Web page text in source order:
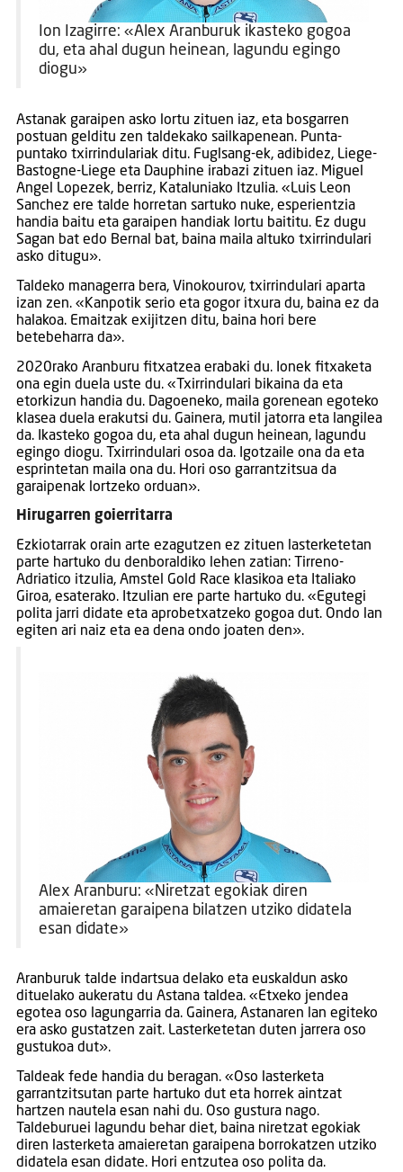
Ion Izagirre: «Alex Aranburuk ikasteko gogoa
du, eta ahal dugun heinean, lagundu egingo
diogu»
Astanak garaipen asko lortu zituen iaz, eta bosgarren
postuan gelditu zen taldekako sailkapenean. Punta-
puntako txirrindulariak ditu. Fuglsang-ek, adibidez, Liege-
Bastogne-Liege eta Dauphine irabazi zituen iaz. Miguel
Angel Lopezek, berriz, Kataluniako Itzulia. «Luis Leon
Sanchez ere talde horretan sartuko nuke, esperientzia
handia baitu eta garaipen handiak lortu baititu. Ez dugu
Sagan bat edo Bernal bat, baina maila altuko txirrindulari
asko ditugu».
Taldeko managerra bera, Vinokourov, txirrindulari aparta
izan zen. «Kanpotik serio eta gogor itxura du, baina ez da
halakoa. Emaitzak exijitzen ditu, baina hori bere
betebeharra da».
2020rako Aranburu fitxatzea erabaki du. Ionek fitxaketa
ona egin duela uste du. «Txirrindulari bikaina da eta
etorkizun handia du. Dagoeneko, maila gorenean egoteko
klasea duela erakutsi du. Gainera, mutil jatorra eta langilea
da. Ikasteko gogoa du, eta ahal dugun heinean, lagundu
egingo diogu. Txirrindulari osoa da. Igotzaile ona da eta
esprintetan maila ona du. Hori oso garrantzitsua da
garaipenak lortzeko orduan».
Hirugarren goierritarra
Ezkiotarrak orain arte ezagutzen ez zituen lasterketetan
parte hartuko du denboraldiko lehen zatian: Tirreno-
Adriatico itzulia, Amstel Gold Race klasikoa eta Italiako
Giroa, esaterako. Itzulian ere parte hartuko du. «Egutegi
polita jarri didate eta aprobetxatzeko gogoa dut. Ondo lan
egiten ari naiz eta ea dena ondo joaten den».
Alex Aranburu: «Niretzat egokiak diren
amaieretan garaipena bilatzen utziko didatela
esan didate»
Aranburuk talde indartsua delako eta euskaldun asko
dituelako aukeratu du Astana taldea. «Etxeko jendea
egotea oso lagungarria da. Gainera, Astanaren lan egiteko
era asko gustatzen zait. Lasterketetan duten jarrera oso
gustukoa dut».
Taldeak fede handia du beragan. «Oso lasterketa
garrantzitsutan parte hartuko dut eta horrek aintzat
hartzen nautela esan nahi du. Oso gustura nago.
Taldeburuei lagundu behar diet, baina niretzat egokiak
diren lasterketa amaieretan garaipena borrokatzen utziko
didatela esan didate. Hori entzutea oso polita da.